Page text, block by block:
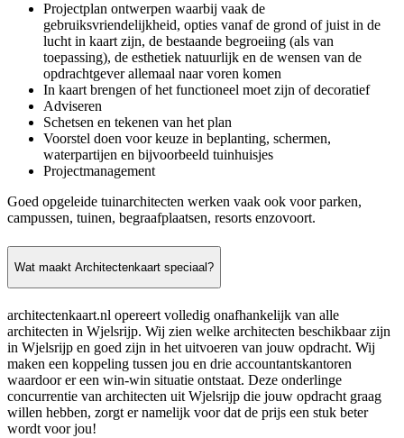
Projectplan ontwerpen waarbij vaak de
gebruiksvriendelijkheid, opties vanaf de grond of juist in de
lucht in kaart zijn, de bestaande begroeiing (als van
toepassing), de esthetiek natuurlijk en de wensen van de
opdrachtgever allemaal naar voren komen
In kaart brengen of het functioneel moet zijn of decoratief
Adviseren
Schetsen en tekenen van het plan
Voorstel doen voor keuze in beplanting, schermen,
waterpartijen en bijvoorbeeld tuinhuisjes
Projectmanagement
Goed opgeleide tuinarchitecten werken vaak ook voor parken,
campussen, tuinen, begraafplaatsen, resorts enzovoort.
Wat maakt Architectenkaart speciaal?
architectenkaart.nl opereert volledig onafhankelijk van alle
architecten in Wjelsrijp. Wij zien welke architecten beschikbaar zijn
in Wjelsrijp en goed zijn in het uitvoeren van jouw opdracht. Wij
maken een koppeling tussen jou en drie accountantskantoren
waardoor er een win-win situatie ontstaat. Deze onderlinge
concurrentie van architecten uit Wjelsrijp die jouw opdracht graag
willen hebben, zorgt er namelijk voor dat de prijs een stuk beter
wordt voor jou!